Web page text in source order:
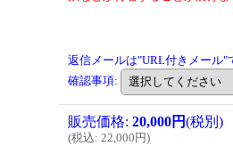
返信メールは"URL付きメール
確認事項:
販売価格: 20,000円(税別)
(税込: 22,000円)